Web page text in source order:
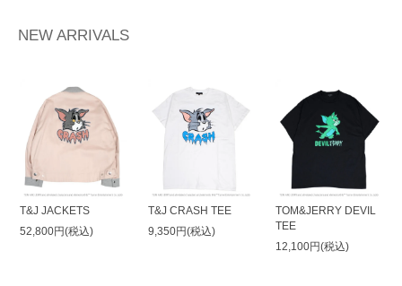
NEW ARRIVALS
T&J JACKETS
52,800円(税込)
T&J CRASH TEE
9,350円(税込)
TOM&JERRY DEVIL
TEE
12,100円(税込)